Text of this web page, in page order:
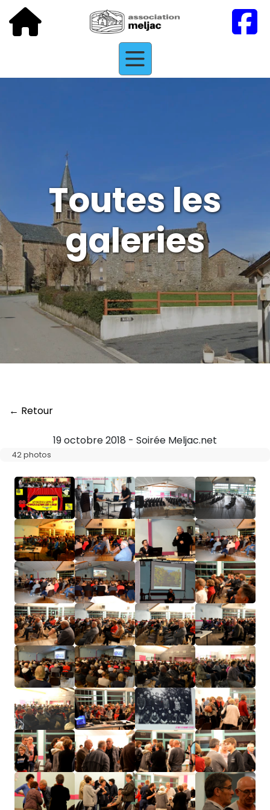
Toutes les
galeries
← Retour
19 octobre 2018 - Soirée Meljac.net
42 photos